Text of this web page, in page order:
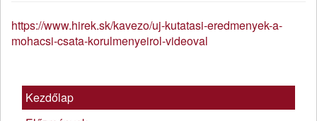
https://www.hirek.sk/kavezo/uj-kutatasi-eredmenyek-a-
mohacsi-csata-korulmenyeirol-videoval
Kezdőlap